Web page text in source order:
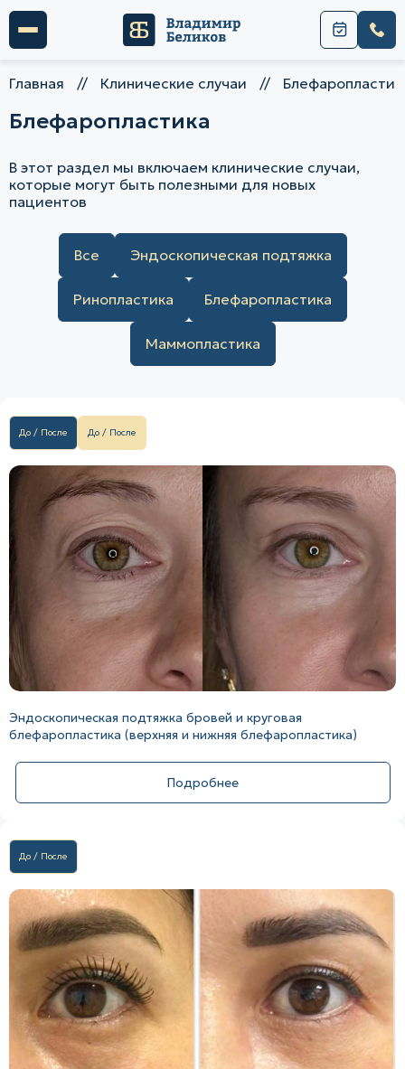
Главная // Клинические случаи //
Блефаропластика
В этот раздел мы включаем клинические случаи,
которые могут быть полезными для новых
пациентов
Все Эндоскопическая подтяжка
Ринопластика Блефаропластика
Маммопластика
До / После До / После
Эндоскопическая подтяжка бровей и круговая
блефаропластика (верхняя и нижняя блефаропластика)
Подробнее
До / После